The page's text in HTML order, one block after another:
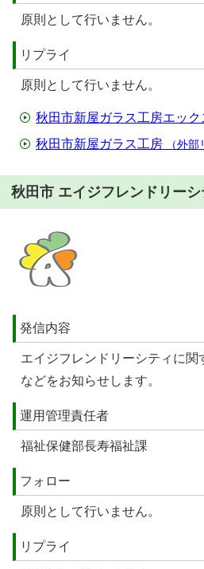
原則として行いません。
リプライ
原則として行いません。
秋田市新屋ガラス工房エック
秋田市新屋ガラス工房 （外部
秋田市 エイジフレンドリーシ
発信内容
エイジフレンドリーシティに関
などをお知らせします。
運用管理責任者
福祉保健部長寿福祉課
フォロー
原則として行いません。
リプライ